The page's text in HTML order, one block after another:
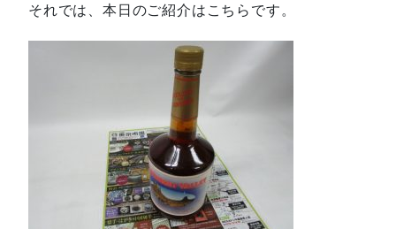
それでは、本日のご紹介はこちらです。